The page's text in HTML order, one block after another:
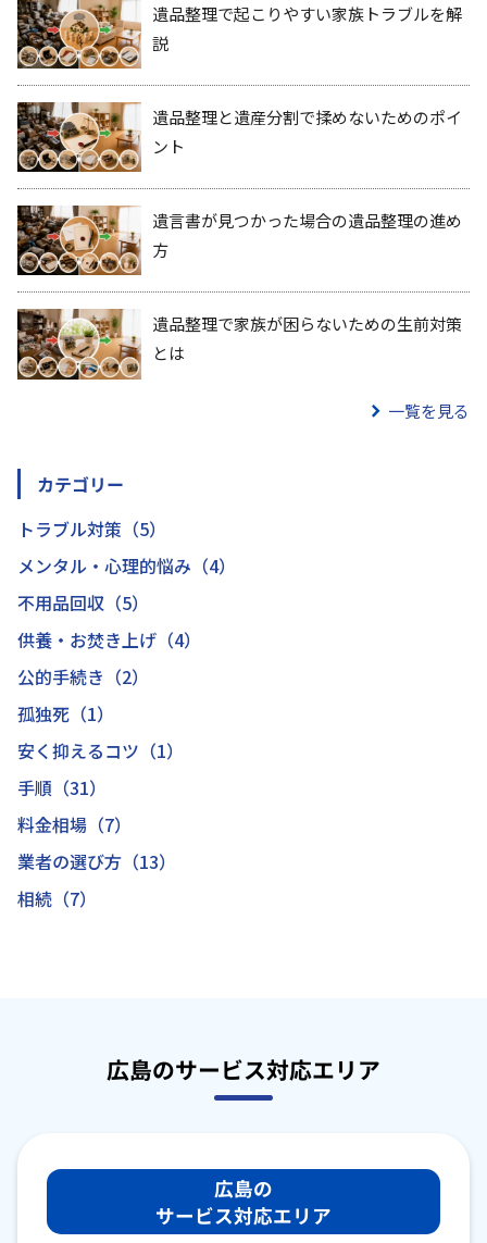
遺品整理で起こりやすい家族トラブルを解
説
遺品整理と遺産分割で揉めないためのポイ
ント
遺言書が見つかった場合の遺品整理の進め
方
遺品整理で家族が困らないための生前対策
とは
一覧を見る
カテゴリー
トラブル対策（5）
メンタル・心理的悩み（4）
不用品回収（5）
供養・お焚き上げ（4）
公的手続き（2）
孤独死（1）
安く抑えるコツ（1）
手順（31）
料金相場（7）
業者の選び方（13）
相続（7）
広島のサービス対応エリア
広島の
サービス対応エリア